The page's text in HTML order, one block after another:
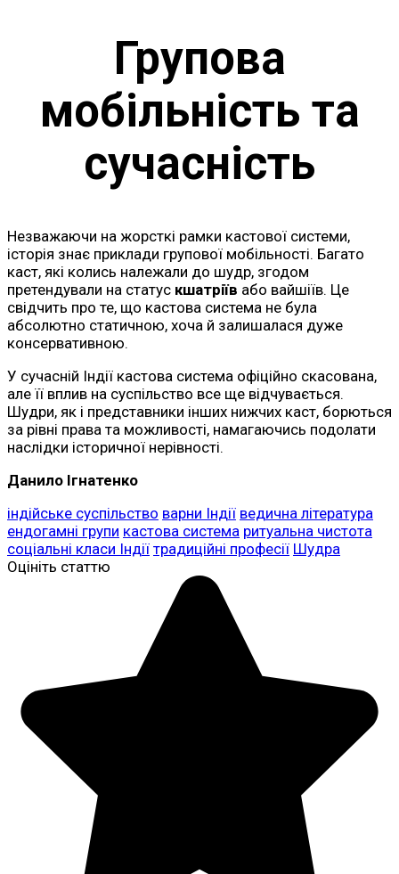
Групова
мобільність та
сучасність
Незважаючи на жорсткі рамки кастової системи,
історія знає приклади групової мобільності. Багато
каст, які колись належали до шудр, згодом
претендували на статус кшатріїв або вайшіїв. Це
свідчить про те, що кастова система не була
абсолютно статичною, хоча й залишалася дуже
консервативною.
У сучасній Індії кастова система офіційно скасована,
але її вплив на суспільство все ще відчувається.
Шудри, як і представники інших нижчих каст, борються
за рівні права та можливості, намагаючись подолати
наслідки історичної нерівності.
Данило Ігнатенко
індійське суспільство варни Індії ведична література
ендогамні групи кастова система ритуальна чистота
соціальні класи Індії традиційні професії Шудра
Оцініть статтю